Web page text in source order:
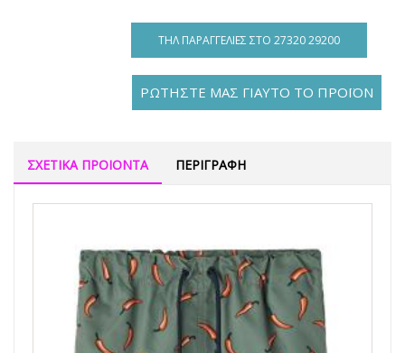
ΤΗΛ ΠΑΡΑΓΓΕΛΊΕΣ ΣΤΟ 27320 29200
ΡΩΤΗΣΤΕ ΜΑΣ ΓΙΑΥΤΟ ΤΟ ΠΡΟΪΟΝ
ΣΧΕΤΙΚΑ ΠΡΟΙΟΝΤΑ ΠΕΡΙΓΡΑΦΗ